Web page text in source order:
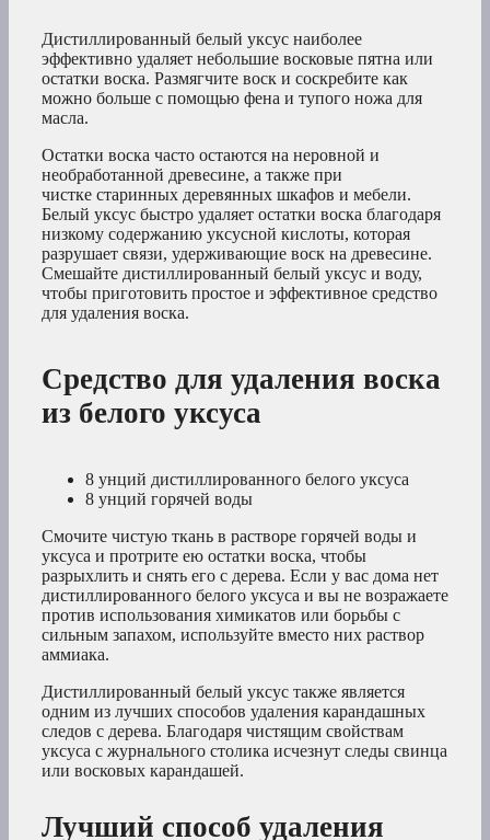
Дистиллированный белый уксус наиболее
эффективно удаляет небольшие восковые пятна или
остатки воска. Размягчите воск и соскребите как
можно больше с помощью фена и тупого ножа для
масла.
Остатки воска часто остаются на неровной и
необработанной древесине, а также при
чистке старинных деревянных шкафов и мебели.
Белый уксус быстро удаляет остатки воска благодаря
низкому содержанию уксусной кислоты, которая
разрушает связи, удерживающие воск на древесине.
Смешайте дистиллированный белый уксус и воду,
чтобы приготовить простое и эффективное средство
для удаления воска.
Средство для удаления воска
из белого уксуса
8 унций дистиллированного белого уксуса
8 унций горячей воды
Смочите чистую ткань в растворе горячей воды и
уксуса и протрите ею остатки воска, чтобы
разрыхлить и снять его с дерева. Если у вас дома нет
дистиллированного белого уксуса и вы не возражаете
против использования химикатов или борьбы с
сильным запахом, используйте вместо них раствор
аммиака.
Дистиллированный белый уксус также является
одним из лучших способов удаления карандашных
следов с дерева. Благодаря чистящим свойствам
уксуса с журнального столика исчезнут следы свинца
или восковых карандашей.
Лучший способ удаления